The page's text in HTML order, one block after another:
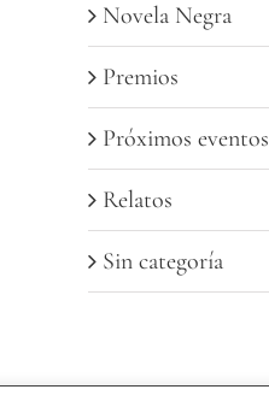
Novela Negra
Premios
Próximos eventos
Relatos
Sin categoría